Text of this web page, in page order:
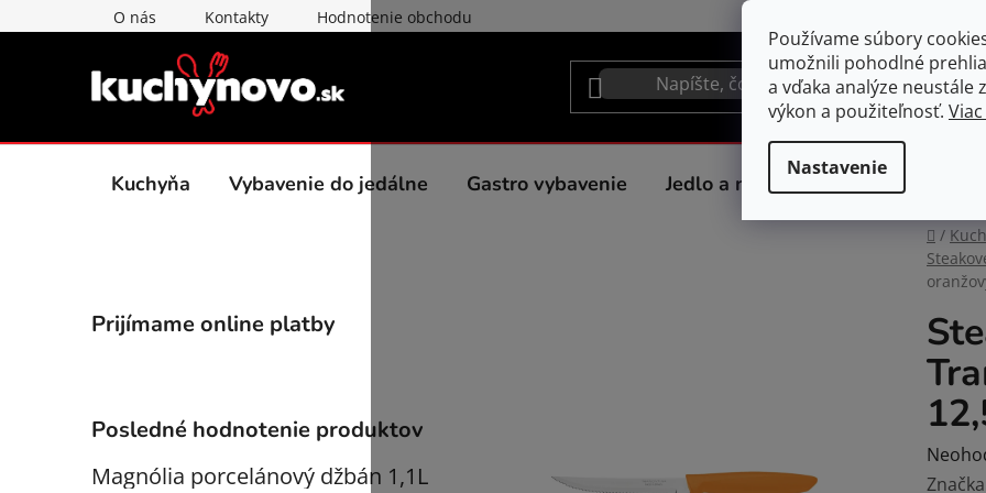
Používame súbory
umožnili pohodlné
a vďaka analýze neustále
výkon a použiteľnosť.
Nastavenie
na
O nás Kontakty Hodnotenie obchodu
Kuchyňa Vybavenie do jedálne Gastro vybavenie Jedlo a nápoje Spotrebiče do
Domov
/
o
ý
p
a
Prijímame online platby
Posledné hodnotenie produktov
Magnólia porcelánový džbán 1,1L